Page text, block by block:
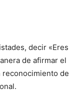
decir «Eres
de afirmar el
reconocimiento de